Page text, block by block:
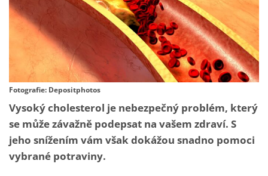
Fotografie: Depositphotos
Vysoký cholesterol je nebezpečný problém, který
se může závažně podepsat na vašem zdraví. S
jeho snížením vám však dokážou snadno pomoci
vybrané potraviny.